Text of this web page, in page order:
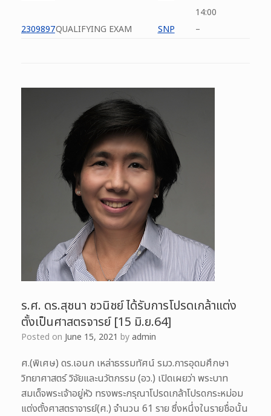
14:00
2309897QUALIFYING EXAM SNP –
ร.ศ. ดร.สุชนา ชวนิชย์ ได้รับการโปรดเกล้าแต่ง
ตั้งเป็นศาสตรจารย์ [15 มิ.ย.64]
Posted on June 15, 2021 byadmin
ศ.(พิเศษ) ดร.เอนก เหล่าธรรมทัศน์ รมว.การอุดมศึกษา
วิทยาศาสตร์ วิจัยและนวัตกรรม (อว.) เปิดเผยว่า พระบาท
สมเด็จพระเจ้าอยู่หัว ทรงพระกรุณาโปรดเกล้าโปรดกระหม่อม
แต่งตั้งศาสตราจารย์(ศ.) จำนวน 61 ราย ซึ่งหนึ่งในรายชื่อนั้น